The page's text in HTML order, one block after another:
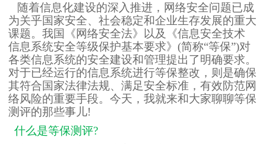
随着信息化建设的深入推进，网络安全问题已成
为关乎国家安全、社会稳定和企业生存发展的重大
课题。我国《网络安全法》以及《信息安全技术
信息系统安全等级保护基本要求》 (简称“等保”)对
各类信息系统的安全建设和管理提出了明确要求。
对于已经运行的信息系统进行等保整改，则是确保
其符合国家法律法规、满足安全标准，有效防范网
络风险的重要手段。今天，我就来和大家聊聊等保
测评的那些事儿!
什么是等保测评?